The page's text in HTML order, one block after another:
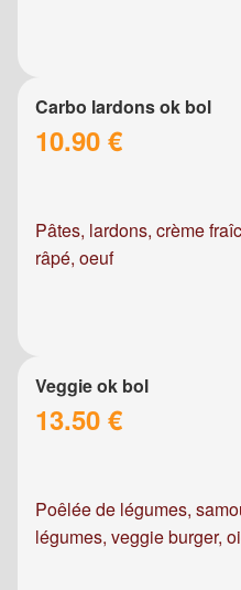
Carbo lardons ok bol
10.90 €
Pâtes, lardons, crème
râpé, oeuf
Veggie ok bol
13.50 €
Poêlée de légumes,
légumes, veggie burger,